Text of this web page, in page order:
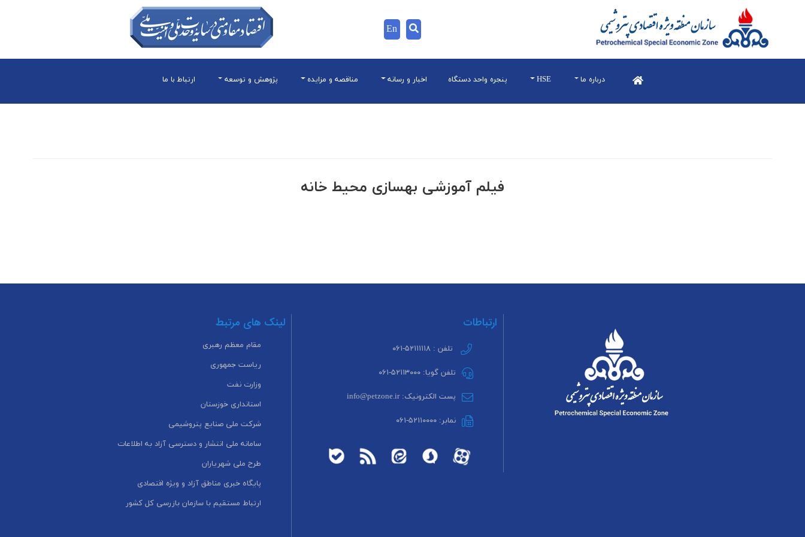
En
درباره ما HSE پنجره واحد دستگاه اخبار و رسانه مناقصه و مزایده پژوهش و توسعه ارتباط با ما
فیلم آموزشی بهسازی محیط خانه
ارتباطات
تلفن : ۵۲۱۱۱۱۱۸-۰۶۱
تلفن گویا: ۵۲۱۱۳۰۰۰-۰۶۱
پست الکترونیک: info@petzone.ir
نمابر: ۵۲۱۱۰۰۰۰-۰۶۱
لینک های مرتبط
مقام معظم رهبری
ریاست جمهوری
وزارت نفت
استانداری خوزستان
شرکت ملی صنایع پتروشیمی
سامانه ملی انتشار و دسترسی آزاد به اطلاعات
طرح ملی شهریاران
پایگاه خبری مناطق آزاد و ویژه اقتصادی
ارتباط مستقیم با سازمان بازرسی کل کشور